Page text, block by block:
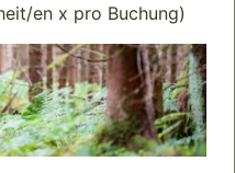
en x pro Buchung)